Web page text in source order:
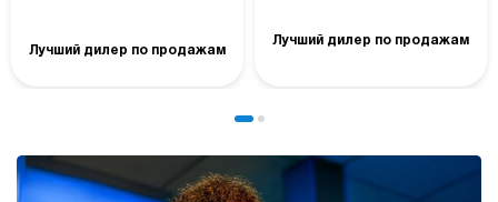
Лучший дилер по продажам
Лучший дилер по продажам